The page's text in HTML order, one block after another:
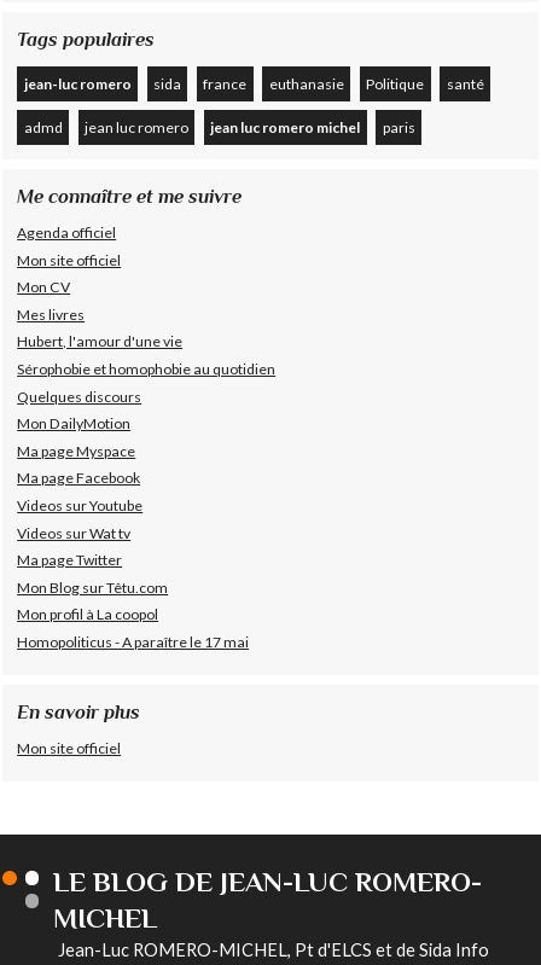
Tags populaires
jean-luc romero sida france euthanasie Politique santé
admd jean luc romero jean luc romero michel paris
Me connaître et me suivre
Agenda officiel
Mon site officiel
Mon CV
Mes livres
Hubert, l'amour d'une vie
Sérophobie et homophobie au quotidien
Quelques discours
Mon DailyMotion
Ma page Myspace
Ma page Facebook
Videos sur Youtube
Videos sur Wat tv
Ma page Twitter
Mon Blog sur Têtu.com
Mon profil à La coopol
Homopoliticus - A paraître le 17 mai
En savoir plus
Mon site officiel
LE BLOG DE JEAN-LUC ROMERO-
MICHEL
Jean-Luc ROMERO-MICHEL, Pt d'ELCS et de Sida Info